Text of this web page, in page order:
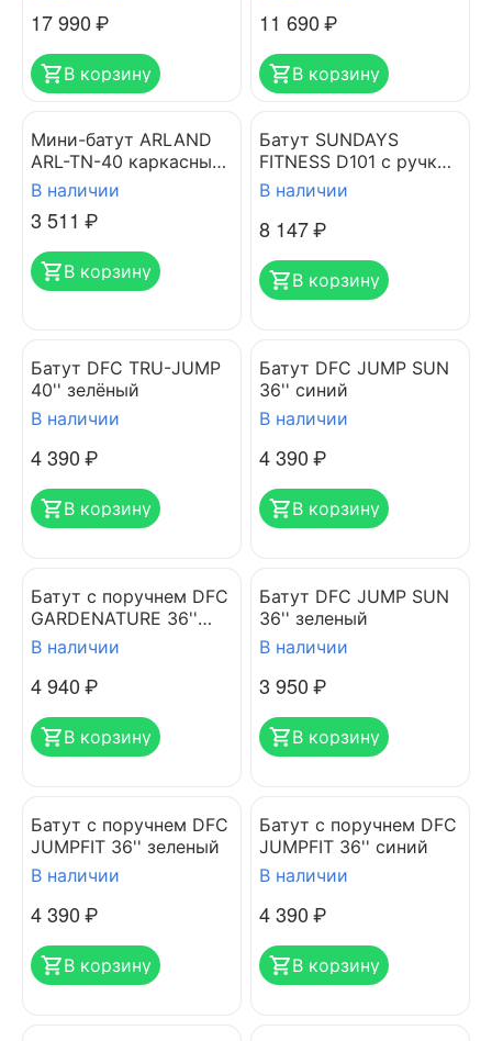
17 990₽
В корзину
11 690₽
В корзину
Мини-батут ARLAND
ARL-TN-40 каркасный
зеленый
В наличии
3 511 ₽
В корзину
Батут SUNDAYS
FITNESS D101 с ручкой
черный
В наличии
8 147₽
В корзину
Батут DFC TRU-JUMP
40'' зелёный
В наличии
4 390₽
В корзину
Батут DFC JUMP SUN
36'' синий
В наличии
4 390₽
В корзину
Батут с поручнем DFC
GARDENATURE 36''
синий
В наличии
4 940₽
В корзину
Батут DFC JUMP SUN
36'' зеленый
В наличии
3 950₽
В корзину
Батут с поручнем DFC
JUMPFIT 36'' зеленый
В наличии
4 390₽
В корзину
Батут с поручнем DFC
JUMPFIT 36'' синий
В наличии
4 390₽
В корзину